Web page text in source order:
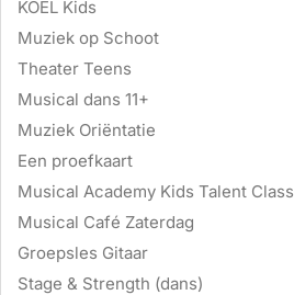
KOEL Kids
Muziek op Schoot
Theater Teens
Musical dans 11+
Muziek Oriëntatie
Een proefkaart
Musical Academy Kids Talent Class
Musical Café Zaterdag
Groepsles Gitaar
Stage & Strength (dans)